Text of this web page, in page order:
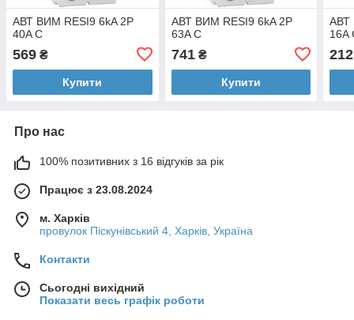
АВТ ВИМ RESI9 6kA 2P
40A C
569 ₴
Купити
АВТ ВИМ RESI9 6kA 2P
63A C
741₴
Купити
АВТ
16A
212
Про нас
100% позитивних з 16 відгуків за рік
Працює з 23.08.2024
м. Харків
провулок Піскунівський 4, Харків, Україна
Контакти
Сьогодні вихідний
Показати весь графік роботи